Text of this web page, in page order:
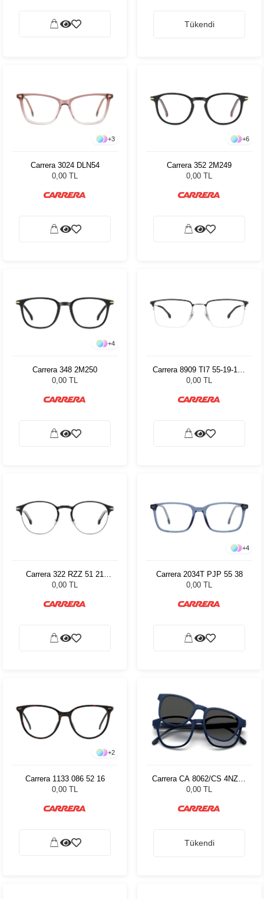
Tükendi
+3
Carrera 3024 DLN54
0,00 TL
+6
Carrera 352 2M249
0,00 TL
+4
Carrera 348 2M250
0,00 TL
Carrera 8909 TI7 55-19-140
82463
0,00 TL
Carrera 322 RZZ 51 21
75659
0,00 TL
+4
Carrera 2034T PJP 55 38
0,00 TL
+2
Carrera 1133 086 52 16
0,00 TL
Carrera CA 8062/CS 4NZ99
51
0,00 TL
Tükendi